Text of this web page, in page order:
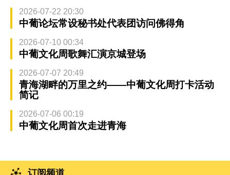
2026-07-22 20:30
中葡论坛常设秘书处代表团访问佛得角
2026-07-10 00:34
中葡文化周歌舞汇演京城登场
2026-07-07 20:49
青海湖畔的万里之约——中葡文化周打卡活动
简记
2026-07-06 00:19
中葡文化周首次走进青海